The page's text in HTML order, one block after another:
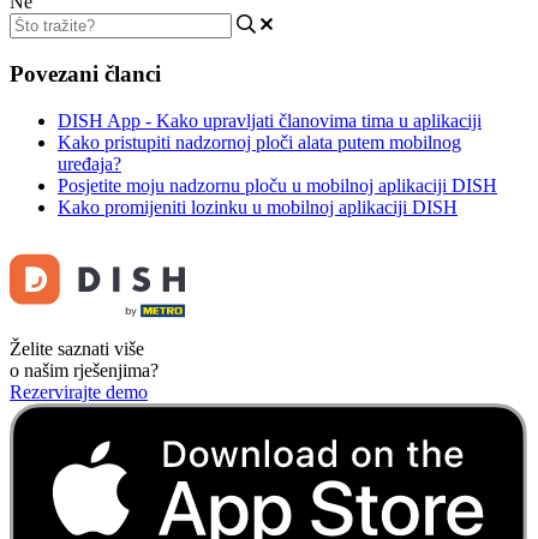
Povezani članci
DISH App - Kako upravljati članovima tima u aplikaciji
Kako pristupiti nadzornoj ploči alata putem mobilnog
uređaja?
Posjetite moju nadzornu ploču u mobilnoj aplikaciji DISH
Kako promijeniti lozinku u mobilnoj aplikaciji DISH
Želite saznati više
o našim rješenjima?
Rezervirajte demo